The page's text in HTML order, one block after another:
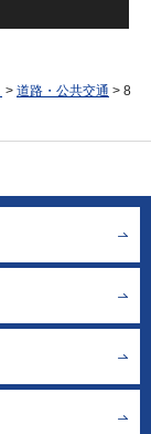
> 道路・公共交通 > 8